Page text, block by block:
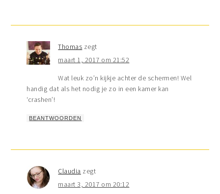
Thomas zegt
maart 1, 2017 om 21:52
Wat leuk zo’n kijkje achter de schermen! Wel
handig dat als het nodig je zo in een kamer kan
‘crashen’!
BEANTWOORDEN
Claudia zegt
maart 3, 2017 om 20:12